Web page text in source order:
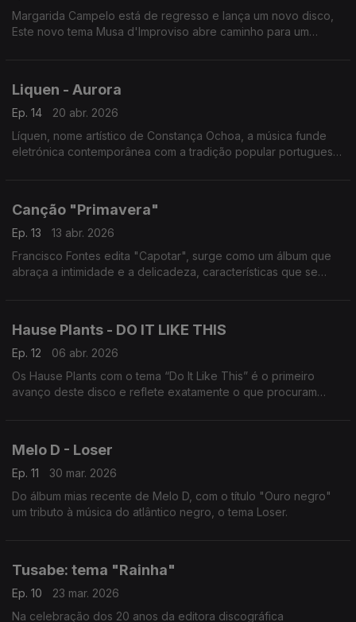
Margarida Campelo está de regresso e lança um novo disco,
Este novo tema Musa d'Improviso abre caminho para um
Liquen - Aurora
Ep. 14
20 abr. 2026
Líquen, nome artístico de Constança Ochoa, a música funde
eletrónica contemporânea com a tradição popular portuguesa,
Canção "Primavera"
Ep. 13
13 abr. 2026
Francisco Fontes edita "Capotar", surge como um álbum que
abraça a intimidade e a delicadeza, características que se
Hause Plants - DO IT LIKE THIS
Ep. 12
06 abr. 2026
Os Hause Plants com o tema “Do It Like This” é o primeiro
avanço deste disco e reflete exatamente o que procuram
Melo D - Loser
Ep. 11
30 mar. 2026
Do álbum mias recente de Melo D, com o título "Ouro negro"
um tributo à música do atlântico negro, o tema Loser.
Tusabe: tema "Rainha"
Ep. 10
23 mar. 2026
Na celebração dos 20 anos da editora discográfica